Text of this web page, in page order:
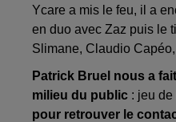
Ycare a mis le feu, il a
en duo avec Zaz puis le
Slimane, Claudio
Patrick Bruel nous a
milieu du public : jeu
pour retrouver le